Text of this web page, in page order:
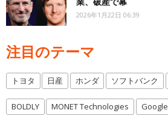
2026年1月22日 06:39
注目のテーマ
トヨタ 日産 ホンダ ソフトバンク
BOLDLY MONET Technologies Google